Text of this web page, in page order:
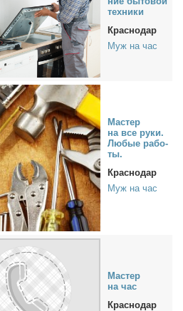
тех­ни­ки
Краснодар
Муж на час
Ма­стер
на все ру­ки.
Лю­бые ра­бо­
ты.
Краснодар
Муж на час
Ма­стер
на час
Краснодар